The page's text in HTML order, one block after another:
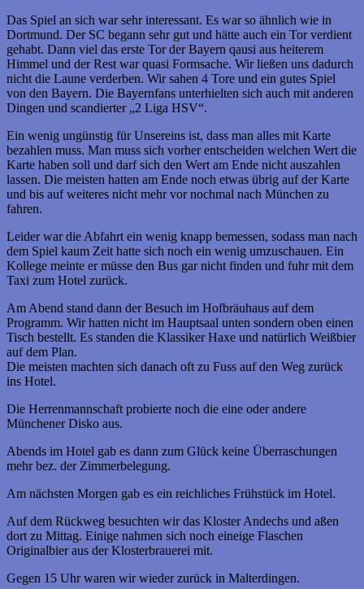
Das Spiel an sich war sehr interessant. Es war so ähnlich wie in
Dortmund. Der SC begann sehr gut und hätte auch ein Tor verdient
gehabt. Dann viel das erste Tor der Bayern qausi aus heiterem
Himmel und der Rest war quasi Formsache. Wir ließen uns dadurch
nicht die Laune verderben. Wir sahen 4 Tore und ein gutes Spiel
von den Bayern. Die Bayernfans unterhielten sich auch mit anderen
Dingen und scandierter „2 Liga HSV“.
Ein wenig ungünstig für Unsereins ist, dass man alles mit Karte
bezahlen muss. Man muss sich vorher entscheiden welchen Wert die
Karte haben soll und darf sich den Wert am Ende nicht auszahlen
lassen. Die meisten hatten am Ende noch etwas übrig auf der Karte
und bis auf weiteres nicht mehr vor nochmal nach München zu
fahren.
Leider war die Abfahrt ein wenig knapp bemessen, sodass man nach
dem Spiel kaum Zeit hatte sich noch ein wenig umzuschauen. Ein
Kollege meinte er müsse den Bus gar nicht finden und fuhr mit dem
Taxi zum Hotel zurück.
Am Abend stand dann der Besuch im Hofbräuhaus auf dem
Programm. Wir hatten nicht im Hauptsaal unten sondern oben einen
Tisch bestellt. Es standen die Klassiker Haxe und natürlich Weißbier
auf dem Plan.
Die meisten machten sich danach oft zu Fuss auf den Weg zurück
ins Hotel.
Die Herrenmannschaft probierte noch die eine oder andere
Münchener Disko aus.
Abends im Hotel gab es dann zum Glück keine Überraschungen
mehr bez. der Zimmerbelegung.
Am nächsten Morgen gab es ein reichliches Frühstück im Hotel.
Auf dem Rückweg besuchten wir das Kloster Andechs und aßen
dort zu Mittag. Einige nahmen sich noch eineige Flaschen
Originalbier aus der Klosterbrauerei mit.
Gegen 15 Uhr waren wir wieder zurück in Malterdingen.